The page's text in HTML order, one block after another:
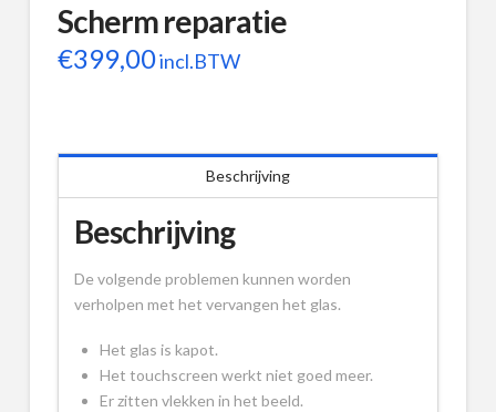
Scherm reparatie
€399,00incl.BTW
Beschrijving
Beschrijving
De volgende problemen kunnen worden
verholpen met het vervangen het glas.
Het glas is kapot.
Het touchscreen werkt niet goed meer.
Er zitten vlekken in het beeld.